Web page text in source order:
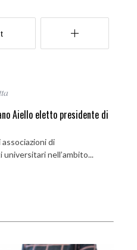
Aiello eletto presidente di
di
nell’ambito...